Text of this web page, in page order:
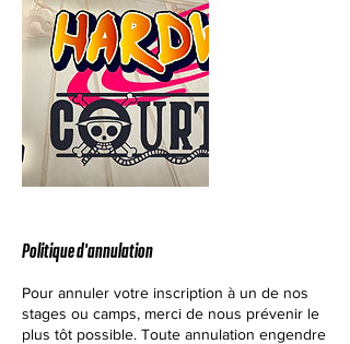
Politique d'annulation
Pour annuler votre inscription à un de nos
stages ou camps, merci de nous prévenir le
plus tôt possible. Toute annulation engendre